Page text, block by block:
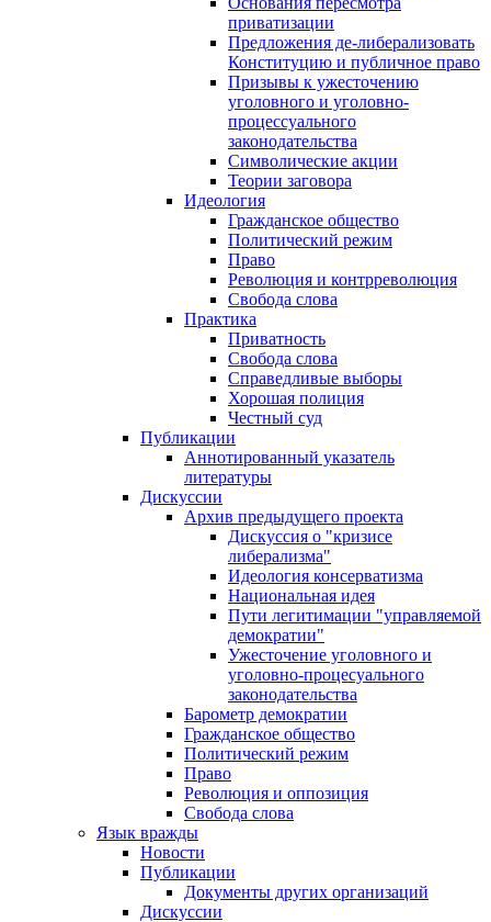
приватизации
Предложения де-либерализовать
Конституцию и публичное право
Призывы к ужесточению
уголовного и уголовно-
процессуального
законодательства
Символические акции
Теории заговора
Идеология
Гражданское общество
Политический режим
Право
Революция и контрреволюция
Свобода слова
Практика
Приватность
Свобода слова
Справедливые выборы
Хорошая полиция
Честный суд
Публикации
Аннотированный указатель
литературы
Дискуссии
Архив предыдущего проекта
Дискуссия о "кризисе
либерализма"
Идеология консерватизма
Национальная идея
Пути легитимации "управляемой
демократии"
Ужесточение уголовного и
уголовно-процесуального
законодательства
Барометр демократии
Гражданское общество
Политический режим
Право
Революция и оппозиция
Свобода слова
Язык вражды
Новости
Публикации
Документы других организаций
Дискуссии